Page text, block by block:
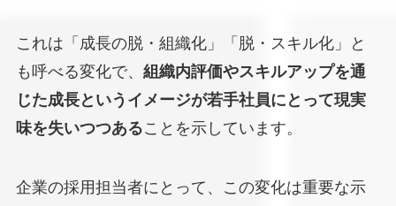
これは「成長の脱・組織化」「脱・スキル化」と
も呼べる変化で、 組織内評価やスキルアップを通
じた成長というイメージが若手社員にとって現実
味を失いつつあることを示しています。
企業の採用担当者にとって、この変化は重要な示